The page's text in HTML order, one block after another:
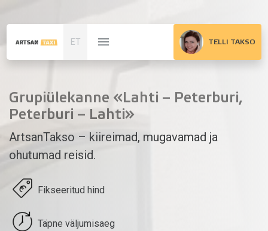
ET TELLI TAKSO
Grupiülekanne «Lahti – Peterburi,
Peterburi – Lahti»
ArtsanTakso – kiireimad, mugavamad ja
ohutumad reisid.
Fikseeritud hind
Täpne väljumisaeg